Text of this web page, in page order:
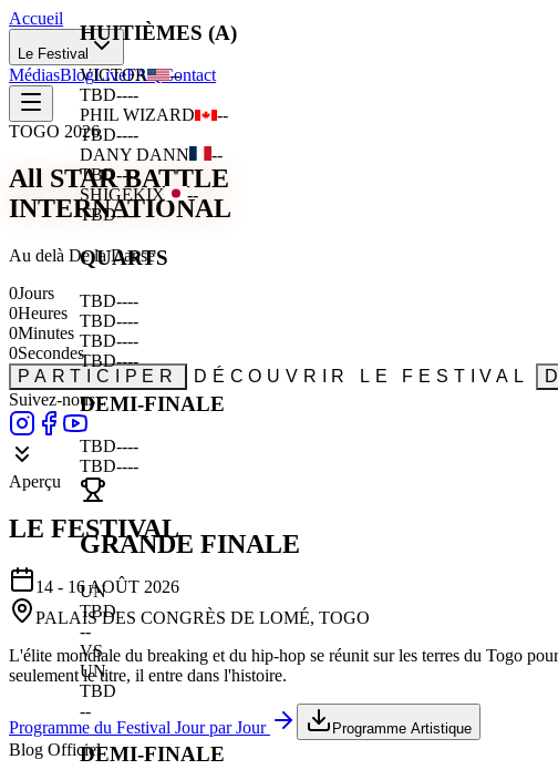
Accueil
Le Festival
MédiasBlogLiveFAQContact
TOGO 2026
All STAR BATTLE
INTERNATIONAL
Au delà De la Danse
0Jours
0Heures
0Minutes
0Secondes
PARTICIPER
DÉCOUVRIR LE FESTIVAL
Suivez-nous :
Aperçu
LE FESTIVAL
14 - 16 AOÛT 2026
PALAIS DES CONGRÈS DE LOMÉ, TOGO
L'élite mondiale du breaking et du hip-hop se réunit sur les terres du Togo
seulement le titre, il entre dans l'histoire.
Programme du Festival Jour par Jour Programme Artistique
Blog Officiel
HUITIÈMES (A)
VICTOR
--
TBD----
PHIL WIZARD
--
TBD----
DANY DANN
--
TBD----
SHIGEKIX
--
TBD----
QUARTS
TBD----
TBD----
TBD----
TBD----
DEMI-FINALE
TBD----
TBD----
GRANDE FINALE
UN
TBD
--
VS
UN
TBD
--
DEMI-FINALE